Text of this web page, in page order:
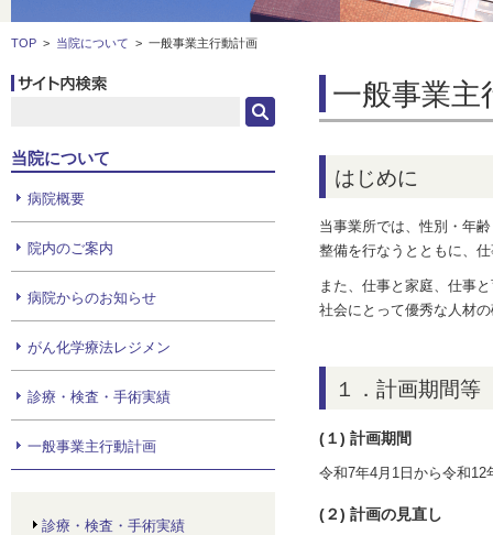
TOP > 当院について > 一般事業主行動計画
一般事業主
はじめに
当事業所では、性別・年
整備を行なうとともに、
また、仕事と家庭、仕事
社会にとって優秀な人材
１．計画期間等
(１) 計画期間
令和7年4月1日から令和12
(２) 計画の見直し
当院について
病院概要
院内のご案内
病院からのお知らせ
がん化学療法レジメン
診療・検査・手術実績
一般事業主行動計画
診療・検査・手術実績